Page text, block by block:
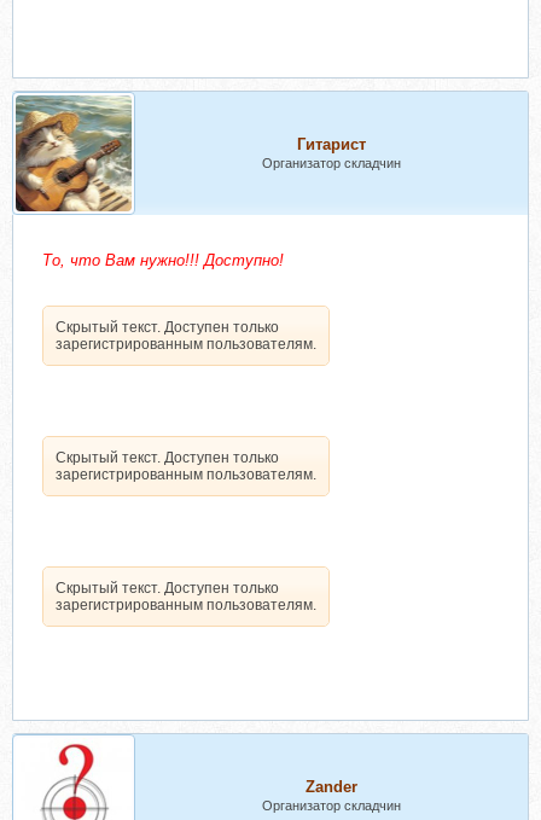
Гитарист
Организатор складчин
То, что Вам нужно!!! Доступно!
Скрытый текст. Доступен только
зарегистрированным пользователям.
Скрытый текст. Доступен только
зарегистрированным пользователям.
Скрытый текст. Доступен только
зарегистрированным пользователям.
Zander
Организатор складчин